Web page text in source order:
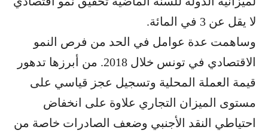
لا يقل عن 3 في المائة.
وساهمت عدة عوامل في الحد من فرص النمو
الاقتصادي في تونس خلال 2018. من أبرزها تدهور
قيمة العملة المحلية وتسجيل عجز قياسي على
مستوى الميزان التجاري علاوة على انخفاض
احتياطي النقد الأجنبي وضعف الصادرات خاصة من